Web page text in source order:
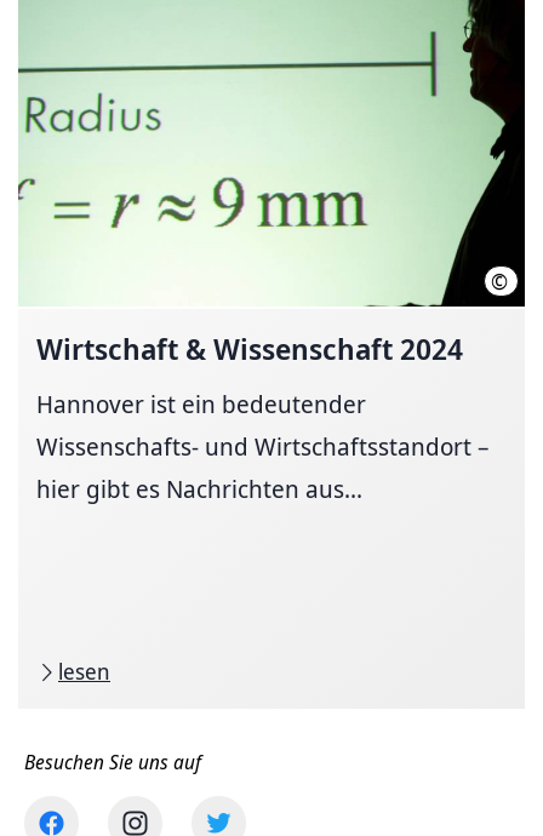
© LHH
Wirtschaft & Wissenschaft 2024
Hannover ist ein bedeutender
Wissenschafts- und Wirtschaftsstandort –
hier gibt es Nachrichten aus...
lesen
Besuchen Sie uns auf